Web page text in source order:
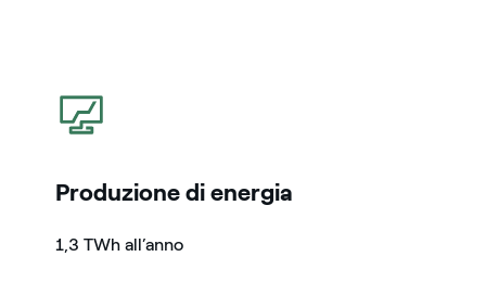
icona
Produzione di energia
1,3 TWh all’anno